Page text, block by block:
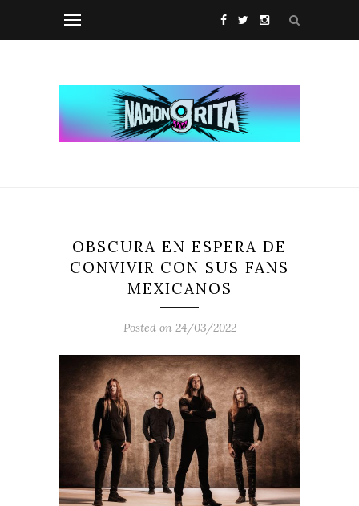
OBSCURA EN ESPERA DE
CONVIVIR CON SUS FANS
MEXICANOS
Posted on 24/03/2022